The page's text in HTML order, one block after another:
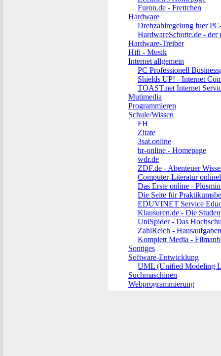
Furon.de - Frettchen
Hardware
Drehzahlregelung fuer
HardwareSchotte.de - der
Hardware-Treiber
Hifi - Musik
Internet allgemein
PC Professionell
Shields UP! - Internet
TOAST.net Internet
Mutimedia
Programmieren
Schule/Wissen
FH
Zitate
3sat.online
hr-online - Homepage
wdr.de
ZDF.de - Abenteuer
Computer-Literatur
Das Erste online -
Die Seite für
EDUVINET Service
Klausuren.de - Die
UniSpider - Das
ZahlReich -
Komplett Media -
Sontiges
Software-Entwicklung
UML (Unified Modeling
Suchmaschinen
Webprogrammierung